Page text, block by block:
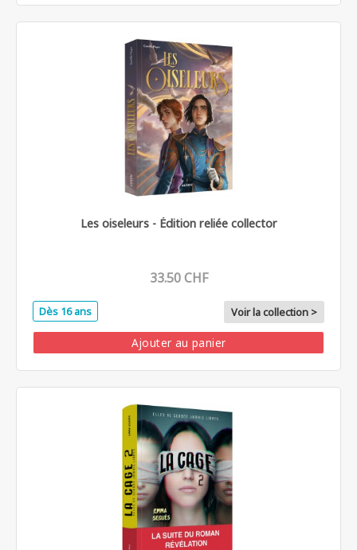
Les oiseleurs - Édition reliée collector
33.50 CHF
Dès 16 ans Voir la collection >
Ajouter au panier